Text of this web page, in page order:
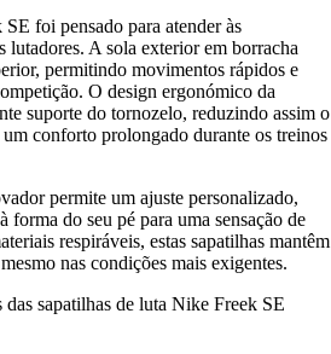
foi pensado para atender às
lutadores. A sola exterior em borracha
permitindo movimentos rápidos e
O design ergonómico da
suporte do tornozelo, reduzindo assim o
conforto prolongado durante os treinos
permite um ajuste personalizado,
forma do seu pé para uma sensação de
respiráveis, estas sapatilhas mantêm
nas condições mais exigentes.
das sapatilhas de luta Nike Freek SE